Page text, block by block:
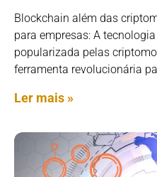
Blockchain além das
para empresas: A
popularizada pelas
ferramenta revolucionária
Ler mais »